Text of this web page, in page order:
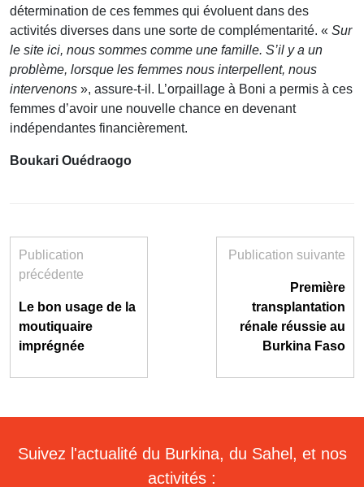
détermination de ces femmes qui évoluent dans des
activités diverses dans une sorte de complémentarité. « Sur
le site ici, nous sommes comme une famille. S’il y a un
problème, lorsque les femmes nous interpellent, nous
intervenons », assure-t-il. L’orpaillage à Boni a permis à ces
femmes d’avoir une nouvelle chance en devenant
indépendantes financièrement.
Boukari Ouédraogo
Publication
précédente
Le bon usage de la
moutiquaire
imprégnée
Publication suivante
Première
transplantation
rénale réussie au
Burkina Faso
Suivez l'actualité du Burkina, du Sahel, et nos
activités :